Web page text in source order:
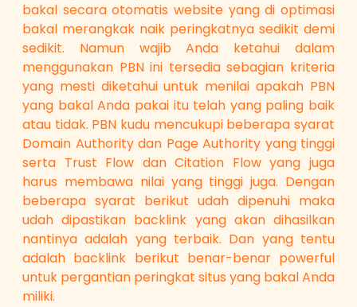
bakal secara otomatis website yang di optimasi
bakal merangkak naik peringkatnya sedikit demi
sedikit. Namun wajib Anda ketahui dalam
menggunakan PBN ini tersedia sebagian kriteria
yang mesti diketahui untuk menilai apakah PBN
yang bakal Anda pakai itu telah yang paling baik
atau tidak. PBN kudu mencukupi beberapa syarat
Domain Authority dan Page Authority yang tinggi
serta Trust Flow dan Citation Flow yang juga
harus membawa nilai yang tinggi juga. Dengan
beberapa syarat berikut udah dipenuhi maka
udah dipastikan backlink yang akan dihasilkan
nantinya adalah yang terbaik. Dan yang tentu
adalah backlink berikut benar-benar powerful
untuk pergantian peringkat situs yang bakal Anda
miliki.